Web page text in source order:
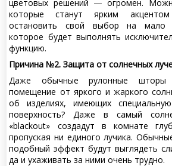
цветовых решений — огромен.
которые станут ярким
остановить свой выбор на мало
которое будет выполнять
функцию.
Причина №2. Защита от солнечных
Даже обычные рулонные шторы
помещение от яркого и жаркого
об изделиях, имеющих
поверхность? Даже в самый
«blackout» создадут в комнате
пропуская ни единого лучика.
подобный эффект будут выглядеть
да и ухаживать за ними очень трудно.